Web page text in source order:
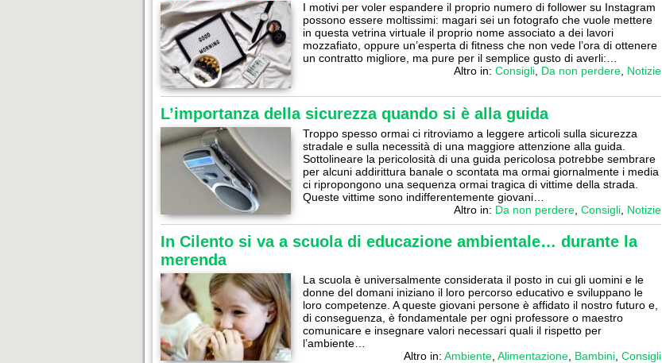
I motivi per voler espandere il proprio numero di follower su Instagram
possono essere moltissimi: magari sei un fotografo che vuole mettere
in questa vetrina virtuale il proprio nome associato a dei lavori
mozzafiato, oppure un’esperta di fitness che non vede l’ora di ottenere
un contratto migliore, ma pure per il semplice gusto di averli:…
Altro in: Consigli Da non perdere Notizie
L’importanza della sicurezza quando si è alla guida
Troppo spesso ormai ci ritroviamo a leggere articoli sulla sicurezza
stradale e sulla necessità di una maggiore attenzione alla guida.
Sottolineare la pericolosità di una guida pericolosa potrebbe sembrare
per alcuni addirittura banale o scontata ma ormai giornalmente i media
ci ripropongono una sequenza ormai tragica di vittime della strada.
Queste vittime sono indifferentemente giovani…
Altro in: Da non perdere Consigli Notizie
In Cilento si va a scuola di educazione ambientale… durante la
merenda
La scuola è universalmente considerata il posto in cui gli uomini e le
donne del domani iniziano il loro percorso educativo e sviluppano le
loro competenze. A queste giovani persone è affidato il nostro futuro e,
di conseguenza, è fondamentale per ogni professore o maestro
comunicare e insegnare valori necessari quali il rispetto per
l’ambiente…
Altro in: Ambiente Alimentazione Bambini Consigli